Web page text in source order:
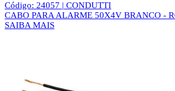
Código: 24057 | CONDUTTI
CABO PARA ALARME 50X4V BRANCO -
SAIBA MAIS